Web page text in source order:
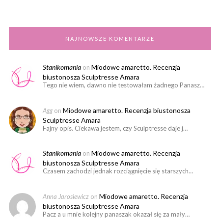
NAJNOWSZE KOMENTARZE
Stanikomania on Miodowe amaretto. Recenzja
biustonosza Sculptresse Amara
Tego nie wiem, dawno nie testowałam żadnego Panasz…
Agg on Miodowe amaretto. Recenzja biustonosza
Sculptresse Amara
Fajny opis. Ciekawa jestem, czy Sculptresse daje j…
Stanikomania on Miodowe amaretto. Recenzja
biustonosza Sculptresse Amara
Czasem zachodzi jednak rozciągnięcie się starszych…
Anna Jarosiewicz on Miodowe amaretto. Recenzja
biustonosza Sculptresse Amara
Pacz a u mnie kolejny panaszak okazał się za mały…